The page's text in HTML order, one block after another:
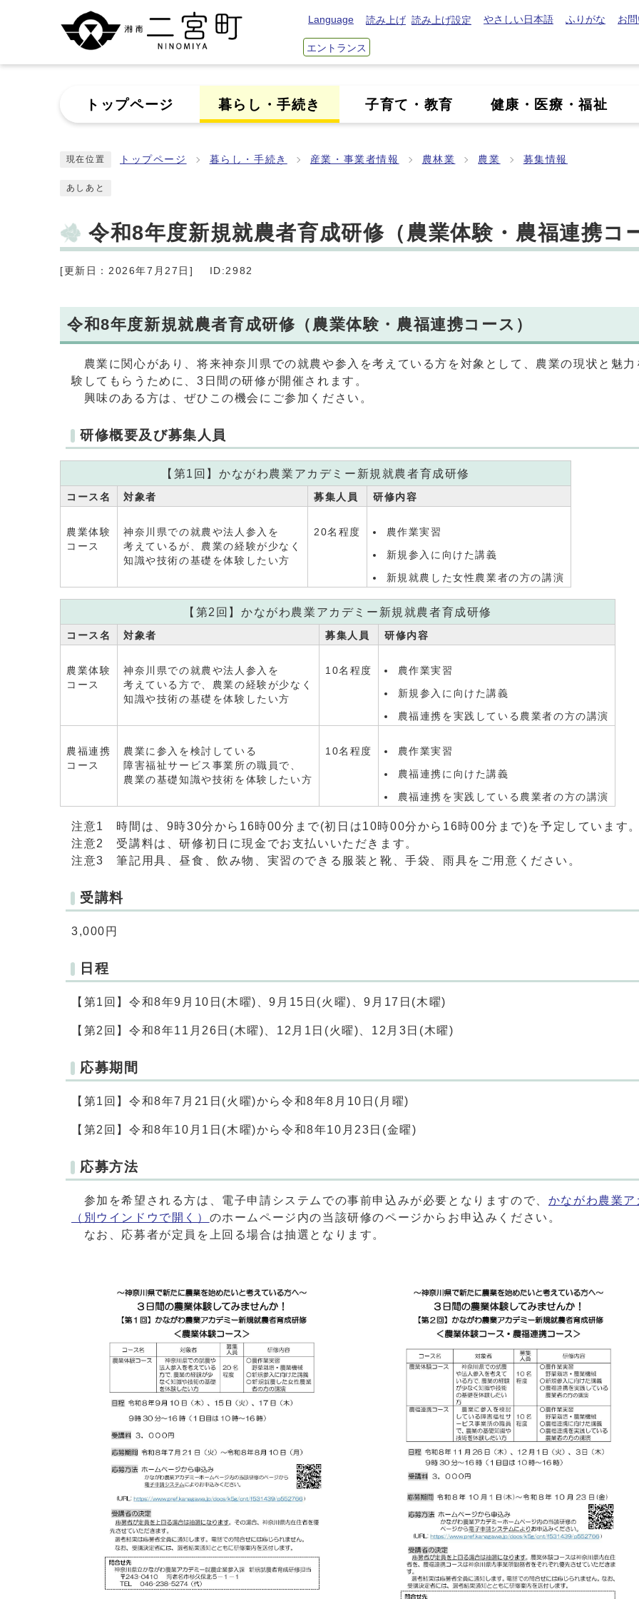
Language 読み上げ 読み上げ設定 やさしい日本語 ふりがな お
エントランス
トップページ 暮らし・手続き 子育て・教育 健康・医療・福祉
現在位置 トップページ 暮らし・手続き 産業・事業者情報 農林業 農業 募集情報
あしあと
令和8年度新規就農者育成研修（農業体験・農福連携コ
[更新日：2026年7月27日] ID:2982
令和8年度新規就農者育成研修（農業体験・農福連携コース）
農業に関心があり、将来神奈川県での就農や参入を考えている方を対象として、農業の現状と魅力
験してもらうために、3日間の研修が開催されます。
興味のある方は、ぜひこの機会にご参加ください。
研修概要及び募集人員
【第1回】かながわ農業アカデミー新規就農者育成研修
コース名 対象者 募集人員 研修内容
農業体験
コース
神奈川県での就農や法人参入を
考えているが、農業の経験が少なく
知識や技術の基礎を体験したい方
20名程度 農作業実習
新規参入に向けた講義
新規就農した女性農業者の方の講演
【第2回】かながわ農業アカデミー新規就農者育成研修
コース名 対象者 募集人員 研修内容
農業体験
コース
神奈川県での就農や法人参入を
考えている方で、農業の経験が少なく
知識や技術の基礎を体験したい方
10名程度 農作業実習
新規参入に向けた講義
農福連携を実践している農業者の方の講演
農福連携
コース
農業に参入を検討している
障害福祉サービス事業所の職員で、
農業の基礎知識や技術を体験したい方
10名程度 農作業実習
農福連携に向けた講義
農福連携を実践している農業者の方の講演
注意1 時間は、9時30分から16時00分まで(初日は10時00分から16時00分まで)を予定しています。
注意2 受講料は、研修初日に現金でお支払いいただきます。
注意3 筆記用具、昼食、飲み物、実習のできる服装と靴、手袋、雨具をご用意ください。
受講料
3,000円
日程
【第1回】令和8年9月10日(木曜)、9月15日(火曜)、9月17日(木曜)
【第2回】令和8年11月26日(木曜)、12月1日(火曜)、12月3日(木曜)
応募期間
【第1回】令和8年7月21日(火曜)から令和8年8月10日(月曜)
【第2回】令和8年10月1日(木曜)から令和8年10月23日(金曜)
応募方法
参加を希望される方は、電子申請システムでの事前申込みが必要となりますので、 かながわ農業ア
（別ウインドウで開く） のホームページ内の当該研修のページからお申込みください。
なお、応募者が定員を上回る場合は抽選となります。